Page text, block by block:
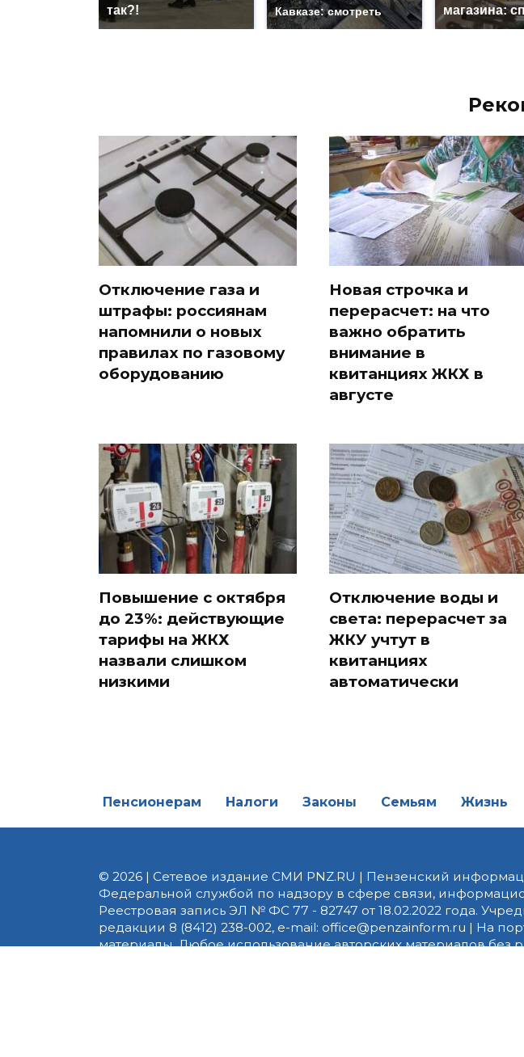
так?!
Кавказе: смотреть
магазина:
Отключение газа и
штрафы: россиянам
напомнили о новых
правилах по газовому
оборудованию
Новая строчка и
перерасчет: на что
важно обратить
внимание в
квитанциях ЖКХ в
августе
Повышение с октября
до 23%: действующие
тарифы на ЖКХ
назвали слишком
низкими
Отключение воды и
света: перерасчет за
ЖКУ учтут в
квитанциях
автоматически
Пенсионерам Налоги Законы Семьям Жизнь
© 2026 | Сетевое издание СМИ PNZ.RU | Пензенский
Федеральной службой по надзору в сфере связи,
Реестровая запись ЭЛ № ФС 77 - 82747 от 18.02.2022 года.
редакции 8 (8412) 238-002, e-mail: office@penzainform.ru | На
материалы. Любое использование авторских материалов